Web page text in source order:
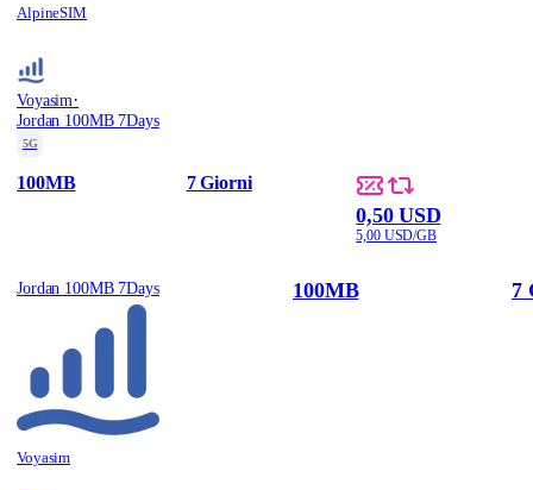
AlpineSIM
Voyasim·
Jordan 100MB 7Days
5G
100MB 7 Giorni
0,50 USD
5,00 USD/GB
Jordan 100MB 7Days
Voyasim
100MB 7